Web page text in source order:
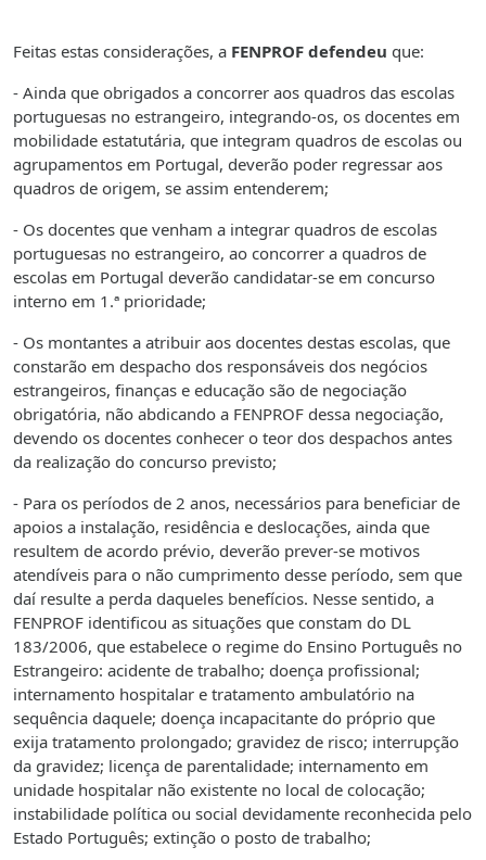
Feitas estas considerações, a FENPROF defendeu que:
- Ainda que obrigados a concorrer aos quadros das escolas
portuguesas no estrangeiro, integrando-os, os docentes em
mobilidade estatutária, que integram quadros de escolas ou
agrupamentos em Portugal, deverão poder regressar aos
quadros de origem, se assim entenderem;
- Os docentes que venham a integrar quadros de escolas
portuguesas no estrangeiro, ao concorrer a quadros de
escolas em Portugal deverão candidatar-se em concurso
interno em 1.ª prioridade;
- Os montantes a atribuir aos docentes destas escolas, que
constarão em despacho dos responsáveis dos negócios
estrangeiros, finanças e educação são de negociação
obrigatória, não abdicando a FENPROF dessa negociação,
devendo os docentes conhecer o teor dos despachos antes
da realização do concurso previsto;
- Para os períodos de 2 anos, necessários para beneficiar de
apoios a instalação, residência e deslocações, ainda que
resultem de acordo prévio, deverão prever-se motivos
atendíveis para o não cumprimento desse período, sem que
daí resulte a perda daqueles benefícios. Nesse sentido, a
FENPROF identificou as situações que constam do DL
183/2006, que estabelece o regime do Ensino Português no
Estrangeiro: acidente de trabalho; doença profissional;
internamento hospitalar e tratamento ambulatório na
sequência daquele; doença incapacitante do próprio que
exija tratamento prolongado; gravidez de risco; interrupção
da gravidez; licença de parentalidade; internamento em
unidade hospitalar não existente no local de colocação;
instabilidade política ou social devidamente reconhecida pelo
Estado Português; extinção o posto de trabalho;